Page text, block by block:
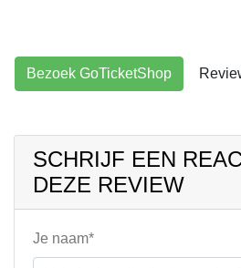
Bezoek GoTicketShop
SCHRIJF EEN
DEZE REVIEW
Je naam*